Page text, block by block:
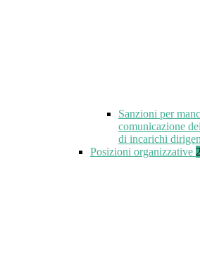
Sanzioni per
comunicazione
di incarichi
Posizioni organizzative 2